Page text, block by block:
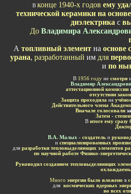
В конце 1940-х годов ему
технической керамики на
диэлектрика с
До Владимира
А топливный элемент на основе
урана, разработанный им для
и по
В 1956 году не смотря
Владимир
аттестационной комиссии
отсутствии
Защита проходила на
Действительного члена
Вначале голосовали за
Затем -
В итоге ему сразу
В.А. Малых - создатель и
и специализированных
для разработки тепловыделяющих элементов
по научной работе Физико-
Руководил созданием тепловыделяющих
Много энергии было вложено в
для космических ядерных
во всех